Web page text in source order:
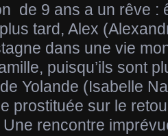
de 9 ans a un rêve :
tard, Alex
dans une vie
puisqu’ils sont
Yolande (Isabelle
prostituée sur le
rencontre